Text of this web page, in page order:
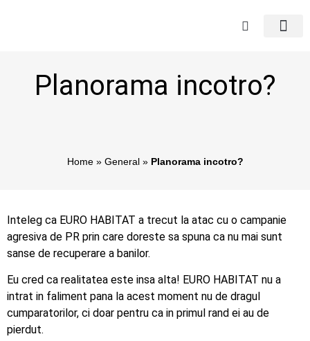
Planorama incotro?
Home» General » Planorama incotro?
Inteleg ca EURO HABITAT a trecut la atac cu o campanie
agresiva de PR prin care doreste sa spuna ca nu mai sunt
sanse de recuperare a banilor.
Eu cred ca realitatea este insa alta! EURO HABITAT nu a
intrat in faliment pana la acest moment nu de dragul
cumparatorilor, ci doar pentru ca in primul rand ei au de
pierdut.